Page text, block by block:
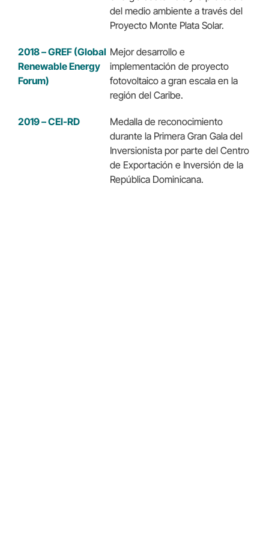
del medio ambiente a través del
Proyecto Monte Plata Solar.
2018 – GREF (Global
Renewable Energy
Forum)
Mejor desarrollo e
implementación de proyecto
fotovoltaico a gran escala en la
región del Caribe.
2019 – CEI-RD
Medalla de reconocimiento
durante la Primera Gran Gala del
Inversionista por parte del Centro
de Exportación e Inversión de la
República Dominicana.